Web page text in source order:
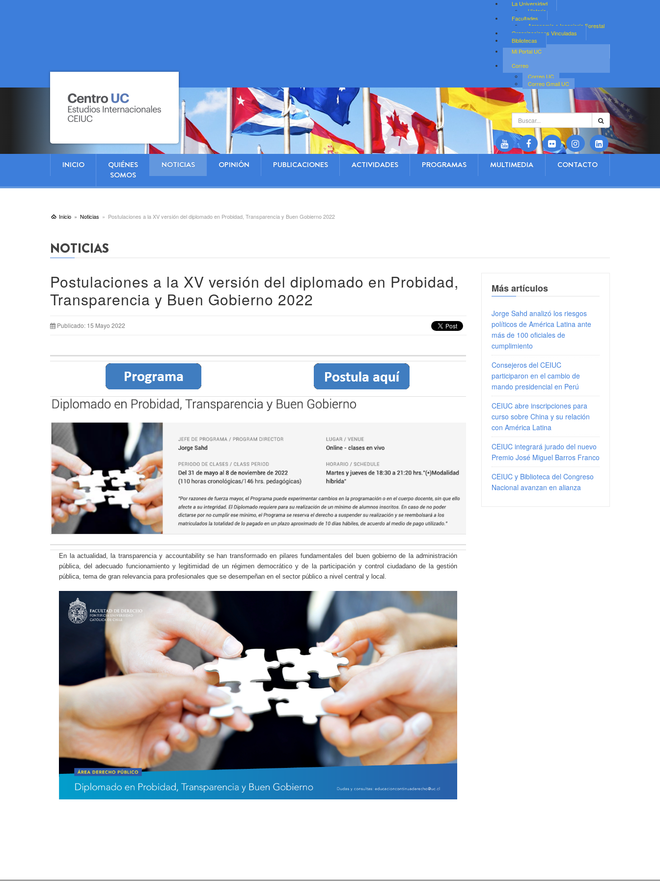
La Universidad
Historia
Facultades
Agronomía e Ingeniería Forestal
Organizaciones Vinculadas
Bibliotecas
Mi Portal UC
Correo
Correo UC
Correo Gmail UC
Buscar...
INICIO
QUIÉNES
SOMOS
NOTICIAS OPINIÓN PUBLICACIONES ACTIVIDADES PROGRAMAS MULTIMEDIA CONTACTO
Inicio Noticias Postulaciones a la XV versión del diplomado en Probidad, Transparencia y Buen Gobierno 2022
NOTICIAS
Postulaciones a la XV versión del diplomado en Probidad,
Transparencia y Buen Gobierno 2022
Publicado: 15 Mayo 2022
En la actualidad, la transparencia y accountability se han transformado en pilares fundamentales del buen gobierno de la administración
pública, del adecuado funcionamiento y legitimidad de un régimen democrático y de la participación y control ciudadano de la gestión
pública, tema de gran relevancia para profesionales que se desempeñan en el sector público a nivel central y local.
Más artículos
Jorge Sahd analizó los riesgos
políticos de América Latina ante
más de 100 oficiales de
cumplimiento
Consejeros del CEIUC
participaron en el cambio de
mando presidencial en Perú
CEIUC abre inscripciones para
curso sobre China y su relación
con América Latina
CEIUC integrará jurado del nuevo
Premio José Miguel Barros Franco
CEIUC y Biblioteca del Congreso
Nacional avanzan en alianza